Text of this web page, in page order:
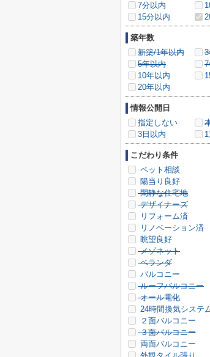
7分以内
15分以内
築年数
新築/1年以内
5年以内
10年以内
20年以内
情報公開日
指定しない
3日以内
こだわり条件
ペット相談
陽当り良好
閑静な住宅地
デザイナーズ
リフォーム済
リノベーション済
眺望良好
メゾネット
ベランダ
バルコニー
ルーフバルコニー
オール電化
24時間換気システ
２面バルコニー
３面バルコニー
両面バルコニー